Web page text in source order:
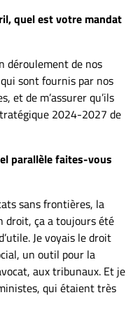
quel est votre mandat
déroulement de nos
sont fournis par nos
et de m’assurer qu’ils
2024-2027 de
parallèle faites-vous
sans frontières, la
droit, ça a toujours été
Je voyais le droit
un outil pour la
aux tribunaux. Et je
qui étaient très